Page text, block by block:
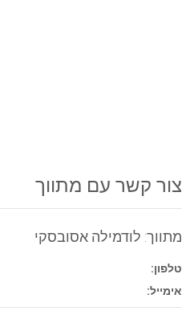
צור קשר עם מתווך
מתווך: לודמילה אסובסקי
טלפון:
אימייל: